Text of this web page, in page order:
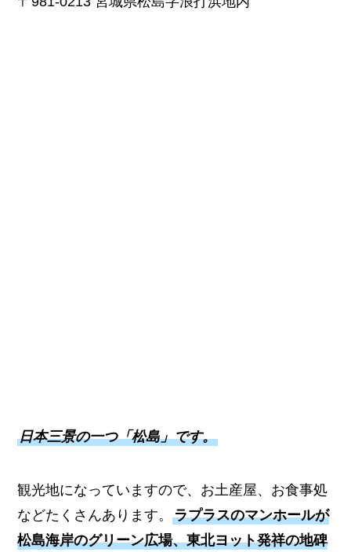
日本三景の一つ「松島」です。
観光地になっていますので、お土産屋、お食事処
などたくさんあります。ラプラスのマンホールが
松島海岸のグリーン広場、東北ヨット発祥の地碑